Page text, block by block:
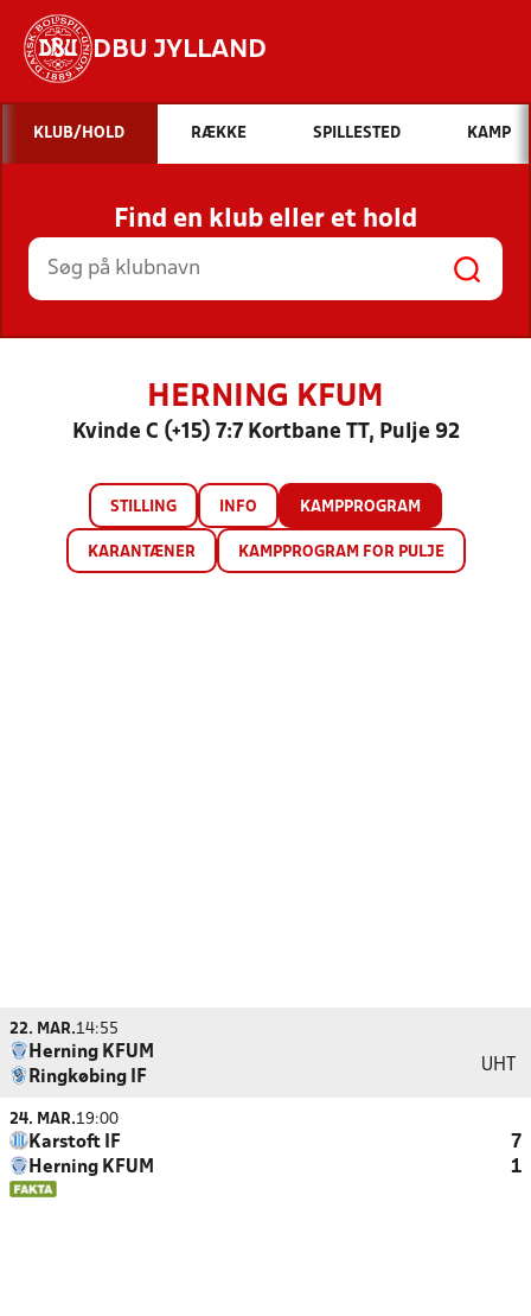
DBU JYLLAND
Hvad vil du søge efter?
INDHOLD OG NYHEDER
STILLINGER, RESULTATER, KLUBBER OG
HOLD
KLUB/HOLD RÆKKE SPILLESTED KAMP
Find en klub eller et hold
HERNING KFUM
Kvinde C (+15) 7:7 Kortbane TT, Pulje 92
STILLING INFO KAMPPROGRAM
KARANTÆNER KAMPPROGRAM FOR PULJE
22. MAR.14:55
Herning KFUM
Ringkøbing IF
UHT
24. MAR.19:00
Karstoft IF
7
Herning KFUM
1